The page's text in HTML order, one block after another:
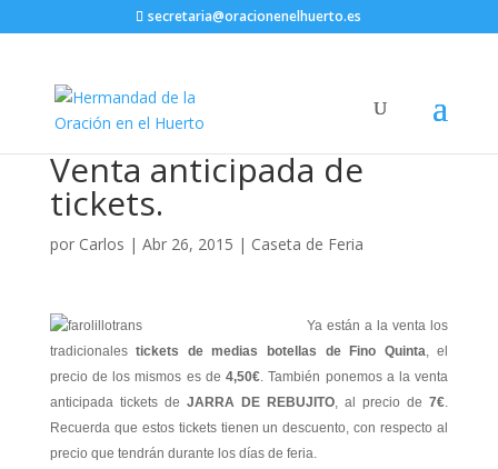
secretaria@oracionenelhuerto.es
Venta anticipada de
tickets.
por Carlos | Abr 26, 2015 | Caseta de Feria
Ya están a la venta los
tradicionalestickets de medias botellas de Fino Quinta, el
precio de los mismos es de4,50€. También ponemos a la venta
anticipada tickets de JARRA DE REBUJITO, al precio de7€.
Recuerda que estos tickets tienen un descuento, con respecto al
precio que tendrán durante los días de feria.